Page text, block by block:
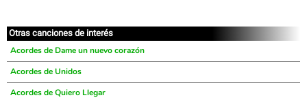
Otras canciones de interés
Acordes de Dame un nuevo corazón
Acordes de Unidos
Acordes de Quiero Llegar